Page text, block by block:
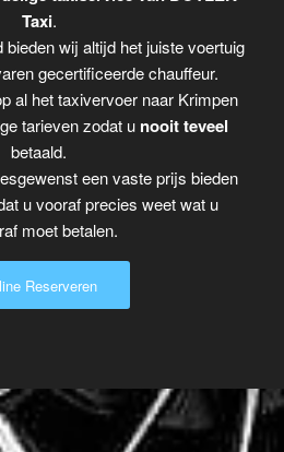
Taxi.
bieden wij altijd het juiste voertuig
gecertificeerde chauffeur.
al het taxivervoer naar Krimpen
tarieven zodat u nooit teveel
betaald.
een vaste prijs bieden
u vooraf precies weet wat u
moet betalen.
Reserveren